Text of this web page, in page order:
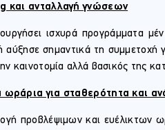
και ανταλλαγή γνώσεων
ισχυρά προγράμματα
αύξησε σημαντικά τη συμμετοχή
καινοτομία αλλά βασικός της
ωράρια για σταθερότητα και
προβλέψιμων και ευέλικτων